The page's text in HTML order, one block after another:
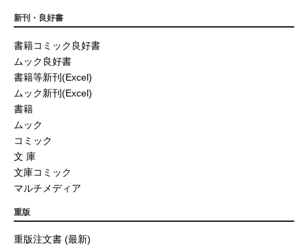
新刊・良好書
書籍コミック良好書
ムック良好書
書籍等新刊(Excel)
ムック新刊(Excel)
書籍
ムック
コミック
文 庫
文庫コミック
マルチメディア
重版
重版注文書 (最新)